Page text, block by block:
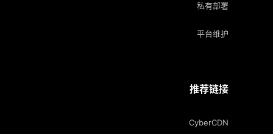
私有部署
平台维护
推荐链接
CyberCDN